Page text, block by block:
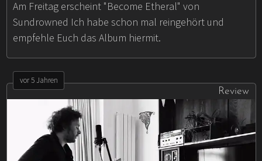
Am Freitag erscheint "Become Etheral" von
Sundrowned Ich habe schon mal reingehört und
empfehle Euch das Album hiermit.
vor 5 Jahren
Review